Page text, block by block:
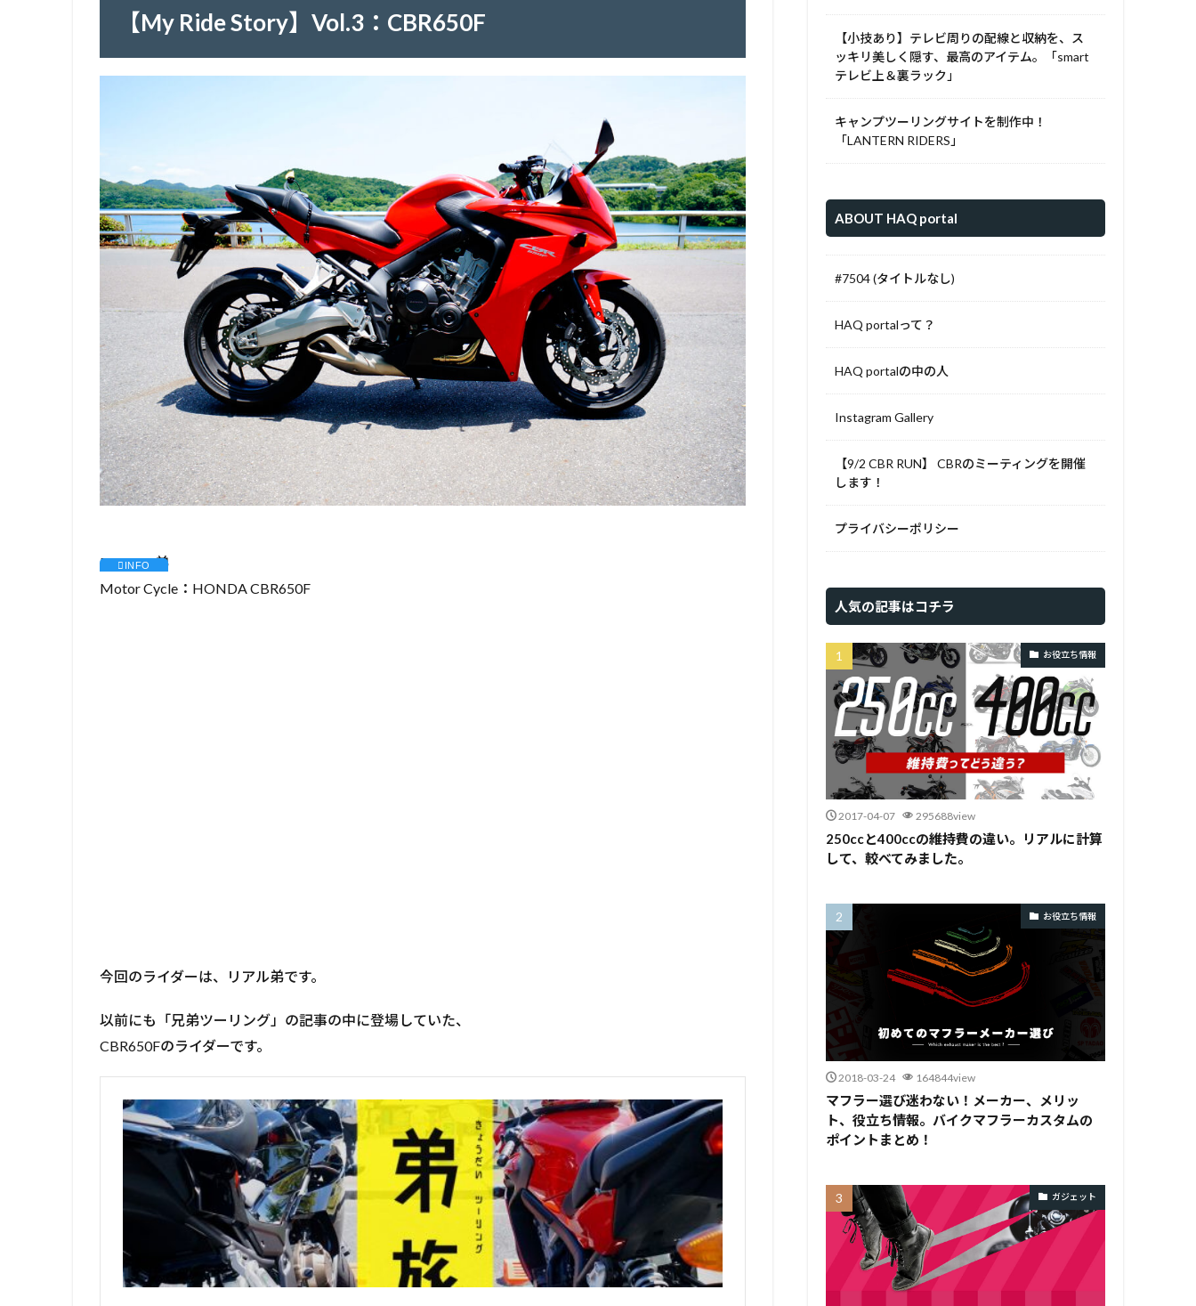
【My Ride Story】Vol.3：CBR650F
RIDER：弟
Motor Cycle：HONDA CBR650F
今回のライダーは、リアル弟です。
以前にも「兄弟ツーリング」の記事の中に登場していた、
CBR650Fのライダーです。
【小技あり】テレビ周りの配線と収納を、ス
ッキリ美しく隠す、最高のアイテム。「smart
テレビ上＆裏ラック」
キャンプツーリングサイトを制作中！
「LANTERN RIDERS」
ABOUT HAQ portal
#7504 (タイトルなし)
HAQ portalって？
HAQ portalの中の人
Instagram Gallery
【9/2 CBR RUN】 CBRのミーティングを開催
します！
プライバシーポリシー
人気の記事はコチラ
お役立ち情報
2017-04-07 295688view
250ccと400ccの維持費の違い。リアルに計算
して、較べてみました。
お役立ち情報
2018-03-24 164844view
マフラー選び迷わない！メーカー、メリッ
ト、役立ち情報。バイクマフラーカスタムの
ポイントまとめ！
ガジェット